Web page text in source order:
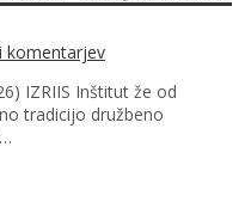
komentarjev
IZRIIS Inštitut že od
tradicijo družbeno